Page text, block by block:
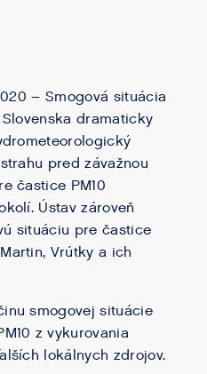
– Smogová situácia
dramaticky
pred závažnou
častice PM10
Ústav zároveň
situáciu pre častice
Vrútky a ich
smogovej situácie
z vykurovania
lokálnych zdrojov.